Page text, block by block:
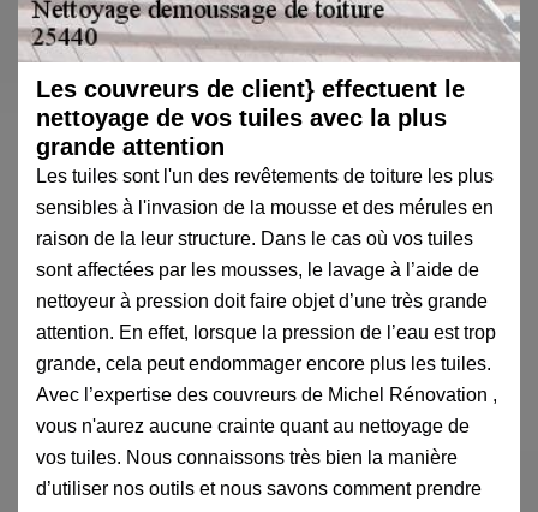
Les couvreurs de client} effectuent le
nettoyage de vos tuiles avec la plus
grande attention
Les tuiles sont l'un des revêtements de toiture les plus
sensibles à l'invasion de la mousse et des mérules en
raison de la leur structure. Dans le cas où vos tuiles
sont affectées par les mousses, le lavage à l’aide de
nettoyeur à pression doit faire objet d’une très grande
attention. En effet, lorsque la pression de l’eau est trop
grande, cela peut endommager encore plus les tuiles.
Avec l’expertise des couvreurs de Michel Rénovation ,
vous n'aurez aucune crainte quant au nettoyage de
vos tuiles. Nous connaissons très bien la manière
d’utiliser nos outils et nous savons comment prendre